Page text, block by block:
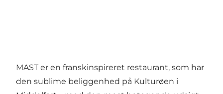
MAST er en franskinspireret restaurant, som har
den sublime beliggenhed på Kulturøen i